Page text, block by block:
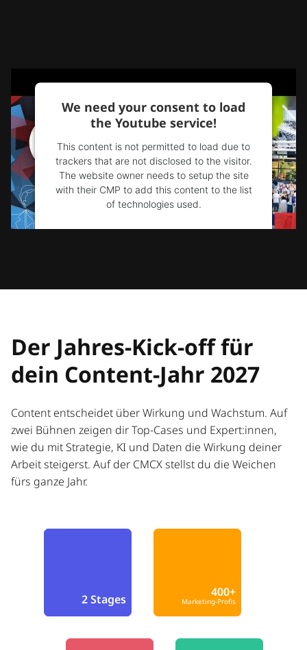
We need your consent to load
the Youtube service!
This content is not permitted to load due to
trackers that are not disclosed to the visitor.
The website owner needs to setup the site
with their CMP to add this content to the list
of technologies used.
Powered byUsercentrics Consent
Der Jahres-Kick-off für
dein Content-Jahr 2027
Content entscheidet über Wirkung und Wachstum. Auf
zwei Bühnen zeigen dir Top-Cases und Expert:innen,
wie du mit Strategie, KI und Daten die Wirkung deiner
Arbeit steigerst. Auf der CMCX stellst du die Weichen
fürs ganze Jahr.
2 Stages 400+
Marketing-Profis